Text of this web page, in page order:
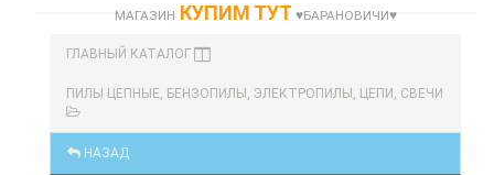
МАГАЗИН КУПИМ ТУТ ♥БАРАНОВИЧИ♥
ГЛАВНЫЙ КАТАЛОГ
ПИЛЫ ЦЕПНЫЕ, БЕНЗОПИЛЫ, ЭЛЕКТРОПИЛЫ, ЦЕПИ, СВЕЧИ
НАЗАД